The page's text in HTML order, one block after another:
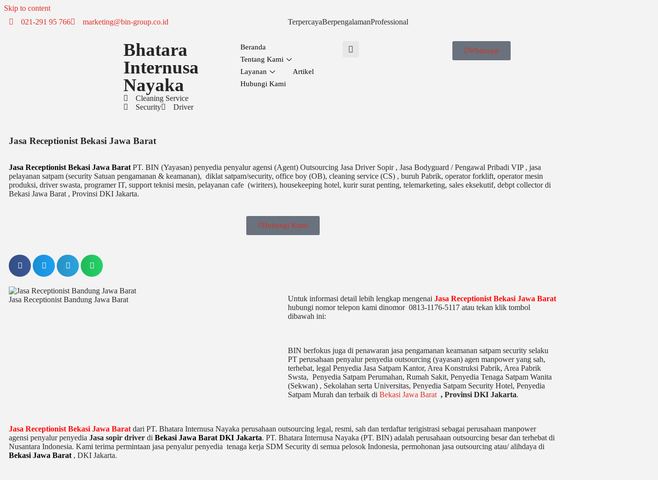
Skip to content
021-291 95 766
marketing@bin-group.co.id TerpercayaBerpengalamanProfessional
Bhatara
Internusa
Nayaka
Cleaning Service
Security
Driver
Beranda
Tentang Kami
Layanan
Artikel
Hubungi Kami
Whatsapp
Jasa Receptionist Bekasi Jawa Barat
Jasa Receptionist Bekasi Jawa Barat PT. BIN (Yayasan) penyedia penyalur agensi (Agent) Outsourcing Jasa Driver Sopir , Jasa Bodyguard / Pengawal Pribadi VIP , jasa
pelayanan satpam (security Satuan pengamanan & keamanan), diklat satpam/security, office boy (OB), cleaning service (CS) , buruh Pabrik, operator forklift, operator mesin
produksi, driver swasta, programer IT, support teknisi mesin, pelayanan cafe (wiriters), housekeeping hotel, kurir surat penting, telemarketing, sales eksekutif, debpt collector di
Bekasi Jawa Barat , Provinsi DKI Jakarta.
Hubungi Kami
Jasa Receptionist Bandung Jawa Barat Untuk informasi detail lebih lengkap mengenai Jasa Receptionist Bekasi Jawa Barat
hubungi nomor telepon kami dinomor 0813-1176-5117 atau tekan klik tombol
dibawah ini:
BIN berfokus juga di penawaran jasa pengamanan keamanan satpam security selaku
PT perusahaan penyalurpenyedia outsourcing (yayasan) agen manpower yang sah,
terhebat, legal Penyedia Jasa Satpam Kantor, Area Konstruksi Pabrik, Area Pabrik
Swsta, Penyedia Satpam Perumahan, Rumah Sakit, Penyedia Tenaga Satpam Wanita
(Sekwan) , Sekolahan serta Universitas, Penyedia Satpam Security Hotel, Penyedia
Satpam Murah dan terbaik di Bekasi Jawa Barat , Provinsi DKI Jakarta.
Jasa Receptionist Bekasi Jawa Barat dari PT. Bhatara Internusa Nayaka perusahaan outsourcing legal, resmi, sah dan terdaftar terigistrasi sebagai perusahaan manpower
agensi penyalur penyedia Jasa sopir driver di Bekasi Jawa Barat DKI Jakarta. PT. Bhatara Internusa Nayaka (PT. BIN) adalah perusahaan outsourcing besar dan terhebat di
Nusantara Indonesia. Kami terima permintaan jasa penyalurpenyedia tenaga kerja SDM Security di semua pelosok Indonesia, permohonan jasa outsourcing atau/ alihdaya di
Bekasi Jawa Barat , DKI Jakarta.